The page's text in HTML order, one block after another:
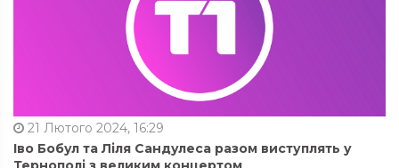
21 Лютого 2024, 16:29
Іво Бобул та Ліля Сандулеса разом виступлять у